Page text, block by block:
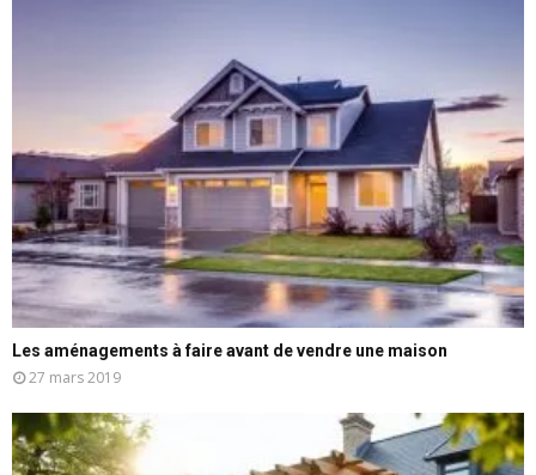
Les aménagements à faire avant de vendre une maison
27 mars 2019